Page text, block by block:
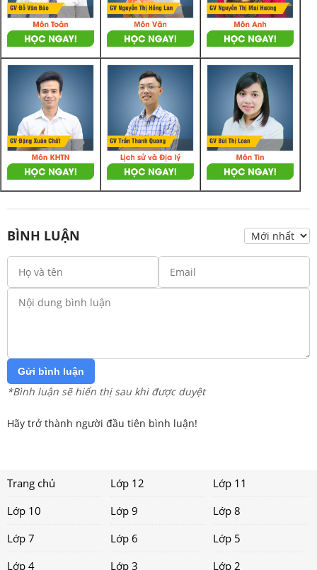
BÌNH LUẬN
Gửi bình luận
*Bình luận sẽ hiển thị sau khi được duyệt
Hãy trở thành người đầu tiên bình luận!
Trang chủ Lớp 12
Lớp 11
Lớp 10
Lớp 9
Lớp 8
Lớp 7
Lớp 6
Lớp 5
Lớp 4
Lớp 3 Lớp 2